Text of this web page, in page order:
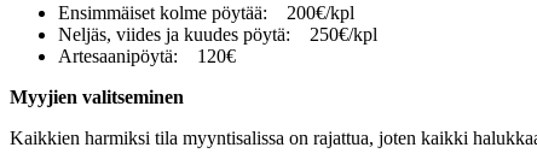
Ensimmäiset kolme pöytää: 200€/kpl
Neljäs, viides ja kuudes pöytä: 250€/kpl
Artesaanipöytä: 120€
Myyjien valitseminen
Kaikkien harmiksi tila myyntisalissa on rajattua, joten kaikki